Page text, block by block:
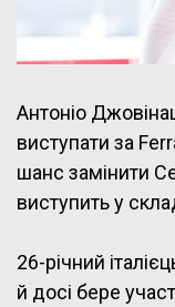
Антоніо
виступати за
шанс замінити
виступить у
26-річний
й досі бере